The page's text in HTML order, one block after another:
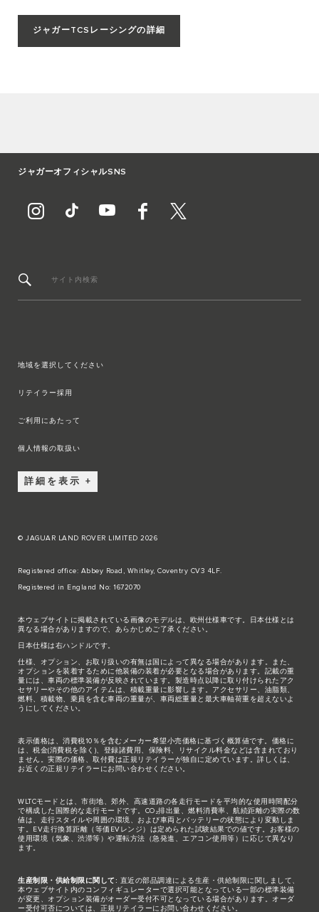
ジャガーTCSレーシングの詳細
ジャガーオフィシャルSNS
サイト内検索
地域を選択してください
リテイラー採用
ご利用にあたって
個人情報の取扱い
詳細を表示
© JAGUAR LAND ROVER LIMITED 2026
Registered office: Abbey Road, Whitley, Coventry CV3 4LF.
Registered in England No: 1672070
本ウェブサイトに掲載されている画像のモデルは、欧州仕様車です。日本仕様とは
異なる場合がありますので、あらかじめご了承ください。
日本仕様は右ハンドルです。
仕様、オプション、お取り扱いの有無は国によって異なる場合があります。また、
オプションを装着するために他装備の装着が必要となる場合があります。記載の重
量には、車両の標準装備が反映されています。製造時点以降に取り付けられたアク
セサリーやその他のアイテムは、積載重量に影響します。アクセサリー、油脂類、
燃料、積載物、乗員を含む車両の重量が、車両総重量と最大車軸荷重を超えないよ
うにしてください。
表示価格は、消費税10％を含むメーカー希望小売価格に基づく概算値です。価格に
は、税金(消費税を除く)、登録諸費用、保険料、リサイクル料金などは含まれており
ません。実際の価格、取付費は正規リテイラーが独自に定めています。詳しくは、
お近くの正規リテイラーにお問い合わせください。
WLTCモードとは、市街地、郊外、高速道路の各走行モードを平均的な使用時間配分
で構成した国際的な走行モードです。CO₂排出量、燃料消費率、航続距離の実際の数
値は、走行スタイルや周囲の環境、および車両とバッテリーの状態により変動しま
す。EV走行換算距離（等価EVレンジ）は定められた試験結果での値です。お客様の
使用環境（気象、渋滞等）や運転方法（急発進、エアコン使用等）に応じて異なり
ます。
生産制限・供給制限に関して: 直近の部品調達による生産・供給制限に関しまして、
本ウェブサイト内のコンフィギュレーターで選択可能となっている一部の標準装備
が変更、オプション装備がオーダー受付不可となっている場合があります。オーダ
ー受付可否については、正規リテイラーにお問い合わせください。